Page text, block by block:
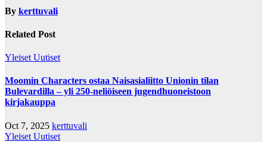
By kerttuvali
Related Post
Yleiset Uutiset
Moomin Characters ostaa Naisasialiitto Unionin tilan
Bulevardilla – yli 250-neliöiseen jugendhuoneistoon
kirjakauppa
Oct 7, 2025 kerttuvali
Yleiset Uutiset